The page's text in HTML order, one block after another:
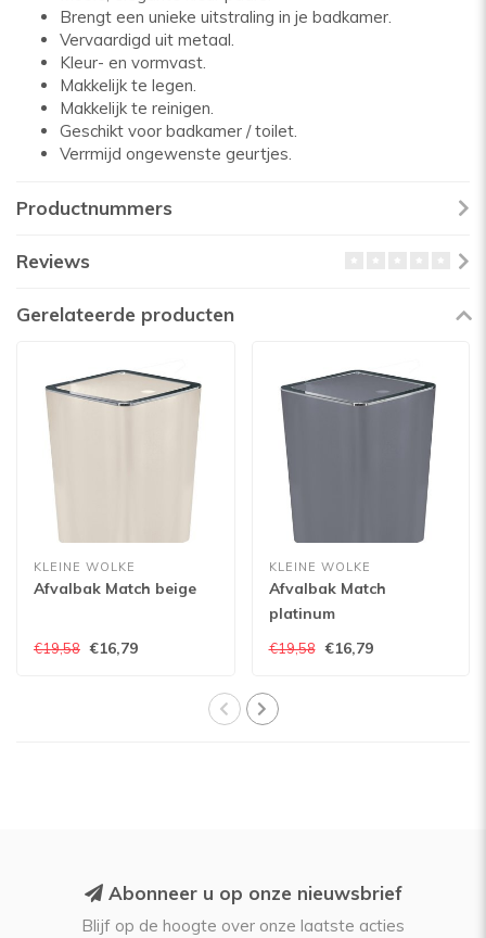
Brengt een unieke uitstraling in je badkamer.
Vervaardigd uit metaal.
Kleur- en vormvast.
Makkelijk te legen.
Makkelijk te reinigen.
Geschikt voor badkamer / toilet.
Verrmijd ongewenste geurtjes.
Productnummers
Reviews
Gerelateerde producten
KLEINE WOLKE
Afvalbak Match beige
€19,58 €16,79
KLEINE WOLKE
Afvalbak Match
platinum
€19,58 €16,79
Abonneer u op onze nieuwsbrief
Blijf op de hoogte over onze laatste acties